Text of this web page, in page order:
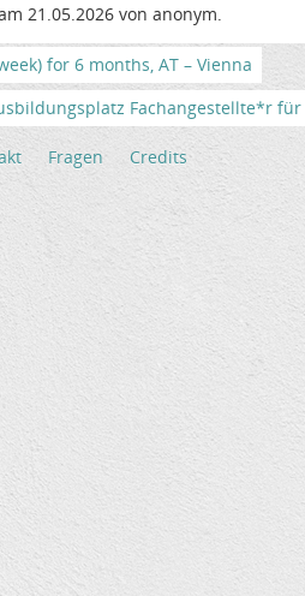
21.05.2026 von anonym.
for 6 months, AT – Vienna
Fachangestellte*r
Fragen Credits